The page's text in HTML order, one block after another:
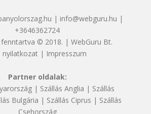
| info@webguru.hu |
+3646362724
© 2018. | WebGuru Bt.
nyilatkozat| Impresszum
Partner oldalak:
| Szállás Anglia | Szállás
Bulgária | Szállás Ciprus | Szállás
Csehország